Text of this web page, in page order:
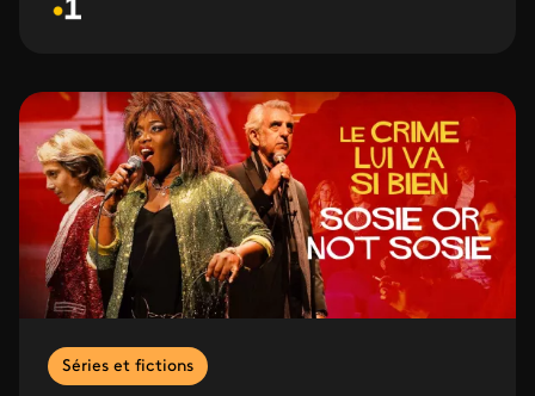
Séries et fictions